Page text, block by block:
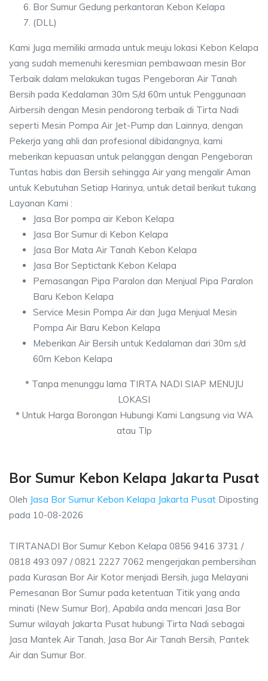
Bor Sumur Gedung perkantoran Kebon Kelapa
(DLL)
Kami Juga memiliki armada untuk meuju lokasi Kebon Kelapa
yang sudah memenuhi keresmian pembawaan mesin Bor
Terbaik dalam melakukan tugas Pengeboran Air Tanah
Bersih pada Kedalaman 30m S/d 60m untuk Penggunaan
Airbersih dengan Mesin pendorong terbaik di Tirta Nadi
seperti Mesin Pompa Air Jet-Pump dan Lainnya, dengan
Pekerja yang ahli dan profesional dibidangnya, kami
meberikan kepuasan untuk pelanggan dengan Pengeboran
Tuntas habis dan Bersih sehingga Air yang mengalir Aman
untuk Kebutuhan Setiap Harinya, untuk detail berikut tukang
Layanan Kami :
Jasa Bor pompa air Kebon Kelapa
Jasa Bor Sumur di Kebon Kelapa
Jasa Bor Mata Air Tanah Kebon Kelapa
Jasa Bor Septictank Kebon Kelapa
Pemasangan Pipa Paralon dan Menjual Pipa Paralon
Baru Kebon Kelapa
Service Mesin Pompa Air dan Juga Menjual Mesin
Pompa Air Baru Kebon Kelapa
Meberikan Air Bersih untuk Kedalaman dari 30m s/d
60m Kebon Kelapa
*Tanpa menunggu lama TIRTA NADI SIAP MENUJU
LOKASI
*Untuk Harga Borongan Hubungi Kami Langsung via WA
atau Tlp
Bor Sumur Kebon Kelapa Jakarta Pusat
Oleh Jasa Bor Sumur Kebon Kelapa Jakarta Pusat Diposting
pada 10-08-2026
TIRTANADI Bor Sumur Kebon Kelapa 0856 9416 3731 /
0818 493 097 / 0821 2227 7062 mengerjakan pembersihan
pada Kurasan Bor Air Kotor menjadi Bersih, juga Melayani
Pemesanan Bor Sumur pada ketentuan Titik yang anda
minati (New Sumur Bor), Apabila anda mencari Jasa Bor
Sumur wilayah Jakarta Pusat hubungi Tirta Nadi sebagai
Jasa Mantek Air Tanah, Jasa Bor Air Tanah Bersih, Pantek
Air dan Sumur Bor.